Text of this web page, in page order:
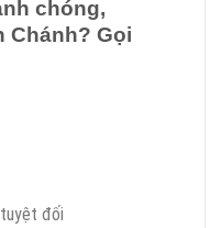
chóng,
Chánh? Gọi
đối